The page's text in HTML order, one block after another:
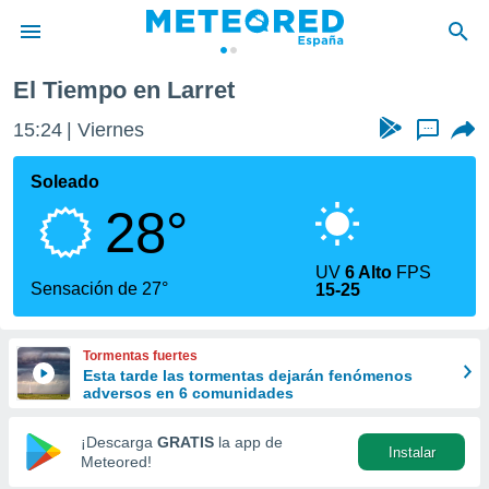
de
por
que se
calidad.
a este
las
y
forma
digital
basada
El Tiempo en Larret
15:24 Viernes ...
Soleado
28°
Sensación de 27°
UV6 Alto FPS
15-25
Tormentas fuertes
Esta tarde las tormentas dejarán fenómenos
adversos en 6 comunidades
¡Descarga GRATIS la app de
Meteored!
Instalar